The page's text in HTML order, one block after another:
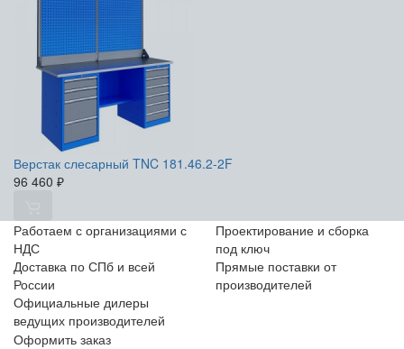
Верстак слесарный TNC 181.46.2-2F
96 460 ₽
Работаем с организациями с
НДС
Проектирование и сборка
под ключ
Доставка по СПб и всей
России
Прямые поставки от
производителей
Официальные дилеры
ведущих производителей
Оформить заказ